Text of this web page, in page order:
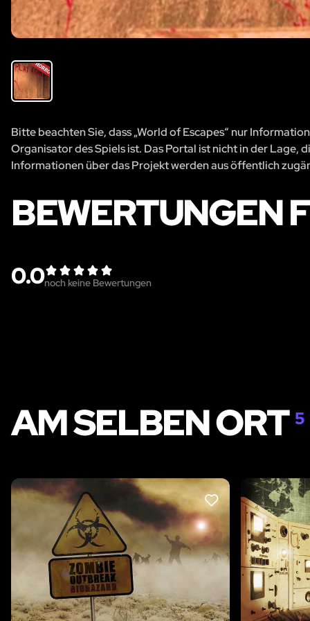
Bitte beachten Sie, dass „World of Escapes“ nur
Organisator des Spiels ist. Das Portal ist nicht in der
Informationen über das Projekt werden aus öffentlich
BEWERTUNGEN
0.0noch keine Bewertungen
AM SELBEN ORT 5
LIKE